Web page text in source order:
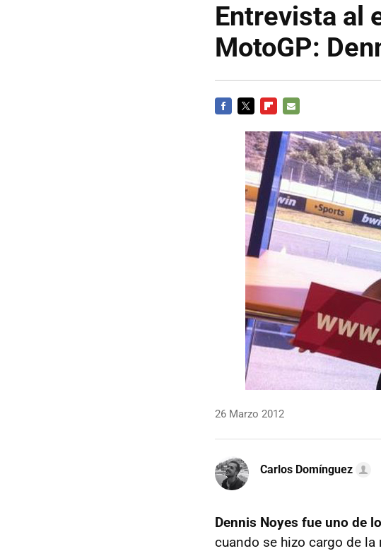
Entrevista al
MotoGP:
MAIL
26 Marzo 2012
Carlos Domínguez
Dennis Noyes fue uno de
cuando se hizo cargo de